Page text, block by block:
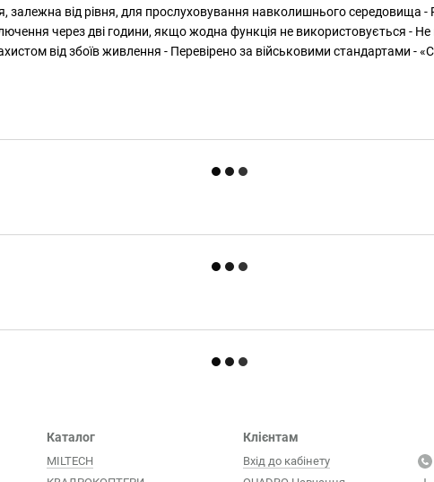
залежна від рівня, для прослуховування навколишнього середовища -
через дві години, якщо жодна функція не використовується -
від збоїв живлення - Перевірено за військовими стандартами -
Каталог
MILTECH
Клієнтам
Вхід до кабінету